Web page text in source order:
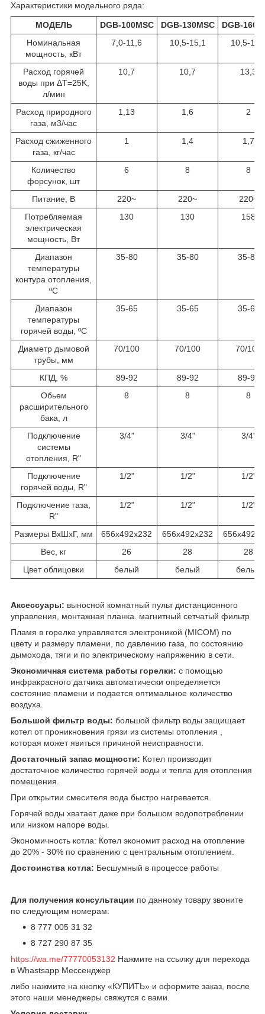
Характеристики модельного ряда:
МОДЕЛЬ DGB-100MSC DGB-130MSC
DGB-
Номинальная
мощность, кВт
7,0-11,6 10,5-15,1 10,5-
Расход горячей
воды при ΔT=25K,
л/мин
10,7 10,7 13,3
Расход природного
газа, м3/час
1,13 1,6 2
Расход сжиженного
газа, кг/час
1 1,4 1,7
Количество
форсунок, шт
6 8 8
Питание, В 220~ 220~
220~
Потребляемая
электрическая
мощность, Вт
130 130 158
Диапазон
температуры
контура отопления,
ºС
35-80 35-80 35-80
Диапазон
температуры
горячей воды, ºС
35-65 35-65 35-65
Диаметр дымовой
трубы, мм
70/100 70/100 70/100
КПД, % 89-92 89-92
89-92
Обьем
расширительного
бака, л
8 8 8
Подключение
системы
отопления, R"
3/4" 3/4" 3/4"
Подключение
горячей воды, R"
1/2" 1/2" 1/2"
Подключение газа,
R"
1/2" 1/2" 1/2"
Размеры ВхШхГ, мм 656х492х232 656х492х232
Вес, кг
26 28
28
Цвет облицовки
белый белый белый
Аксессуары: выносной комнатный пульт дистанционного
управления, монтажная планка. магнитный сетчатый фильтр
Пламя в горелке управляется электроникой (MICOM) по
цвету и размеру пламени, по давлению газа, по состоянию
дымохода, тяги и по электрическому напряжению в сети.
Экономичная система работы горелки: с помощью
инфракрасного датчика автоматически определяется
состояние пламени и подается оптимальное количество
воздуха.
Большой фильтр воды: большой фильтр воды защищает
котел от проникновения грязи из системы отопления ,
которая может явиться причиной неисправности.
Достаточный запас мощности: Котел производит
достаточное количество горячей воды и тепла для отопления
помещения.
При открытии смесителя вода быстро нагревается.
Горячей воды хватает даже при большом водопотреблении
или низком напоре воды.
Экономичность котла: Котел экономит расход на отопление
до 20% - 30% по сравнению с центральным отоплением.
Достоинства котла: Бесшумный в процессе работы
Для получения консультации по данному товару звоните
по следующим номерам:
8 777 005 31 32
8 727 290 87 35
https://wa.me/77770053132 Нажмите на ссылку для перехода
в Whastsapp Мессенджер
либо нажмите на кнопку «КУПИТЬ» и оформите заказ, после
этого наши менеджеры свяжутся с вами.